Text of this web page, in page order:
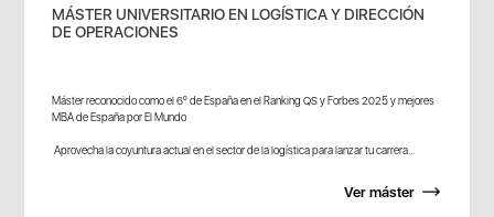
MÁSTER UNIVERSITARIO EN LOGÍSTICA Y DIRECCIÓN
DE OPERACIONES
Máster reconocido como el 6º de España en el Ranking QS y Forbes 2025 y mejores
MBA de España por El Mundo
Aprovecha la coyuntura actual en el sector de la logística para lanzar tu carrera...
Ver máster